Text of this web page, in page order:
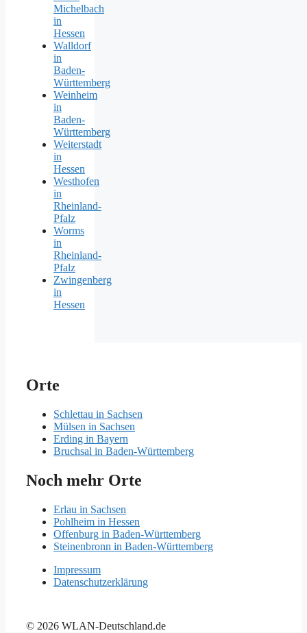
Michelbach
in
Hessen
Walldorf
in
Baden-
Württemberg
Weinheim
in
Baden-
Württemberg
Weiterstadt
in
Hessen
Westhofen
in
Rheinland-
Pfalz
Worms
in
Rheinland-
Pfalz
Zwingenberg
in
Hessen
Orte
Schlettau in Sachsen
Mülsen in Sachsen
Erding in Bayern
Bruchsal in Baden-Württemberg
Noch mehr Orte
Erlau in Sachsen
Pohlheim in Hessen
Offenburg in Baden-Württemberg
Steinenbronn in Baden-Württemberg
Impressum
Datenschutzerklärung
© 2026 WLAN-Deutschland.de